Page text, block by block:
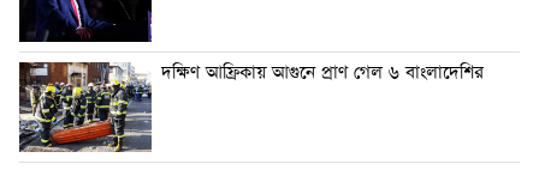
দক্ষিণ আফ্রিকায় আগুনে প্রাণ গেল ৬ বাংলাদেশির